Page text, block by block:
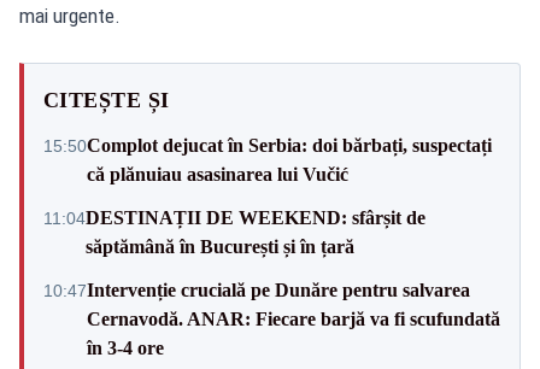
mai urgente.
CITEȘTE ȘI
15:50Complot dejucat în Serbia: doi bărbați, suspectați
că plănuiau asasinarea lui Vučić
11:04DESTINAȚII DE WEEKEND: sfârșit de
săptămână în București și în țară
10:47Intervenție crucială pe Dunăre pentru salvarea
Cernavodă. ANAR: Fiecare barjă va fi scufundată
în 3-4 ore